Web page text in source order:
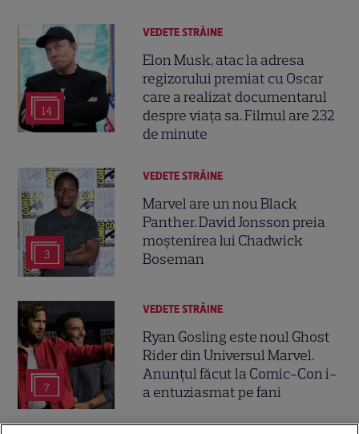
14
VEDETE STRĂINE
Elon Musk, atac la adresa
regizorului premiat cu Oscar
care a realizat documentarul
despre viața sa. Filmul are 232
de minute
3
VEDETE STRĂINE
Marvel are un nou Black
Panther. David Jonsson preia
moștenirea lui Chadwick
Boseman
7
VEDETE STRĂINE
Ryan Gosling este noul Ghost
Rider din Universul Marvel.
Anunțul făcut la Comic-Con i-
a entuziasmat pe fani